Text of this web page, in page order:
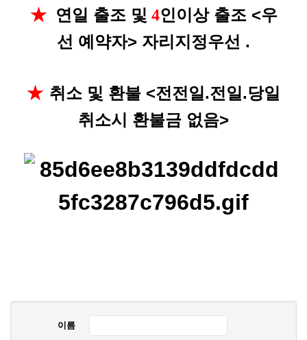
★ 연일 출조 및 4인이상 출조 <우
선 예약자> 자리지정우선 .
★ 취소 및 환불 <전전일.전일.당일
취소시 환불금 없음>
이름